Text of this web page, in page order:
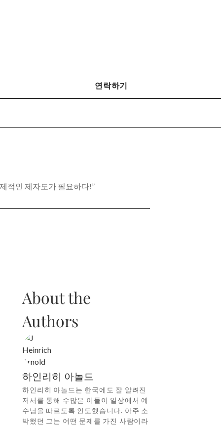
연락하기
적인 제자도가 필요하다!”
About the
Authors
하인리히 아놀드
하인리히 아놀드는 한국에도 잘 알려진
저서를 통해 수많은 이들이 일상에서 예
수님을 따르도록 인도했습니다. 아주 소
박했던 그는 어떤 문제를 가진 사람이라